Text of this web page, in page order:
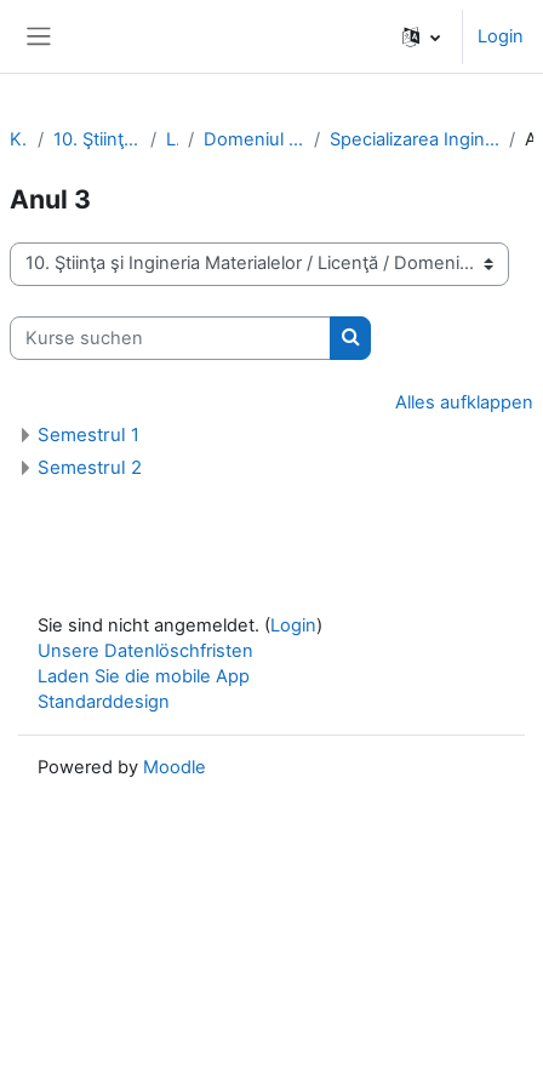
Login
Kurse 10. Ştiinţa şi Ingineria Materialelor Licenţă Domeniul Ingineria materialelor (IMat) Specializarea Ingineria elaborării materialelor metalice (IEMM)
Anul 3
Kursbereiche
Kurse suchen
Kurse suchen
Alles aufklappen
Semestrul 1
Semestrul 2
Sie sind nicht angemeldet. (Login)
Unsere Datenlöschfristen
Laden Sie die mobile App
Standarddesign
Powered by Moodle